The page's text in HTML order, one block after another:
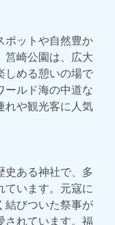
ポットや自然豊か
筥崎公園は、広大
しめる憩いの場で
ールド海の中道な
れや観光客に人気
史ある神社で、多
ています。元寇に
結びついた祭事が
されています。福